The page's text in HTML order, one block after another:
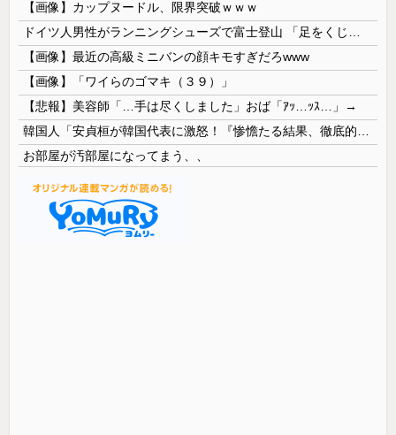
【画像】カップヌードル、限界突破ｗｗｗ
【画像】最近の高級ミニバンの顔キモすぎだろwww
【画像】「ワイらのゴマキ（３９）」
【悲報】美容師「…手は尽くしました」おば「ｱｯ…ｯｽ…」→
お部屋が汚部屋になってまう、、